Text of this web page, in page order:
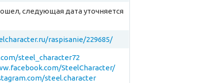
следующая дата уточняется
raspisanie/229685/
steel_character72
SteelCharacter/
steel.character